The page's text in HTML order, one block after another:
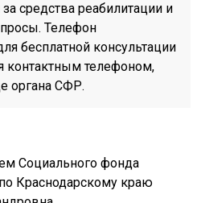
средства реабилитации и
Телефон
бесплатной консультации
контактным телефоном,
органа СФР.
Социального фонда
Краснодарскому краю